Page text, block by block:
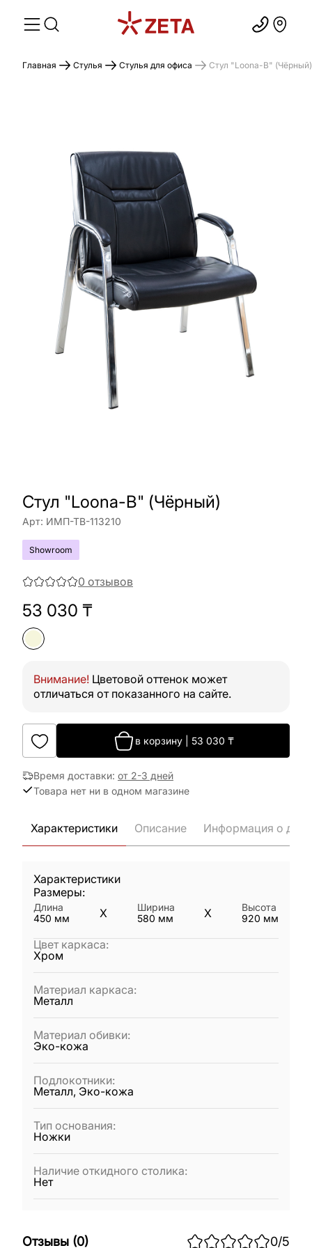
Главная Стулья Стулья для офиса Стул "Loona-B" (Чёрный)
Стул "Loona-B" (Чёрный)
Арт: ИМП-ТВ-113210
Showroom
0 отзывов
53 030 ₸
Внимание! Цветовой оттенок может
отличаться от показанного на сайте.
в корзину| 53 030 ₸
Время доставки: от 2-3 дней
Товара нет ни в одном магазине
Характеристики Описание Информация о
Характеристики
Размеры:
Длина
450 мм X
Ширина
580 мм X
Высота
920 мм
Цвет каркаса:
Хром
Материал каркаса:
Металл
Материал обивки:
Эко-кожа
Подлокотники:
Металл, Эко-кожа
Тип основания:
Ножки
Наличие откидного столика:
Нет
Отзывы (0) 0/5